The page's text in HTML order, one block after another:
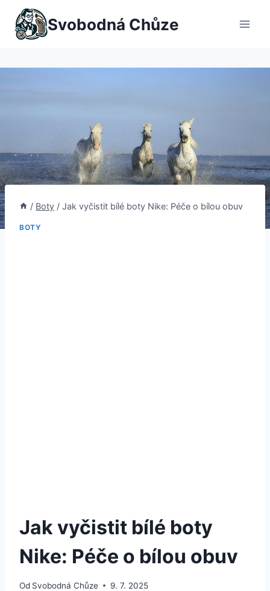
Přeskočit
obsah
Svobodná Chůze
/ Boty / Jak vyčistit bílé boty Nike: Péče o bílou obuv
BOTY
Jak vyčistit bílé boty
Nike: Péče o bílou obuv
Od Svobodná Chůze 9. 7. 2025